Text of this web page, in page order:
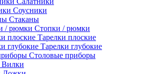
Соусники
Стаканы
Стопки / рюмки
Тарелки плоские
Тарелки глубокие
Столовые приборы
Вилки